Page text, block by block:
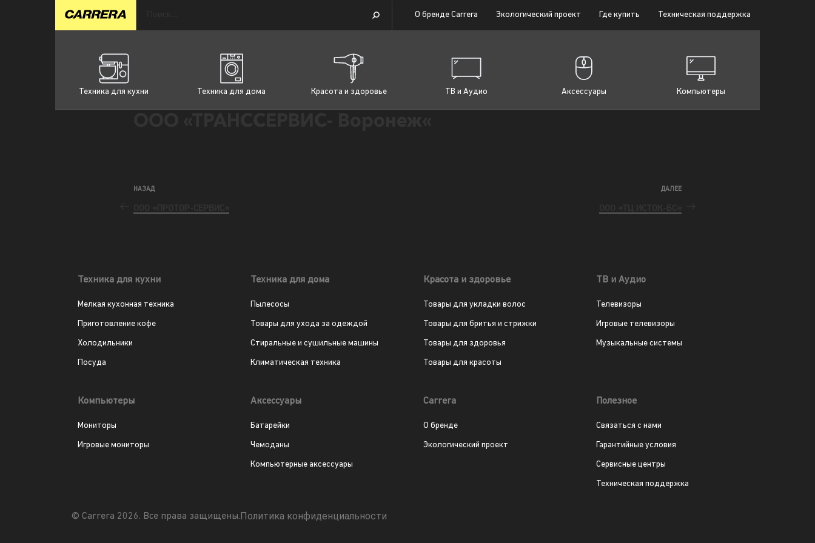
О бренде Carrera Экологический проект Где купить Техническая поддержка
Техника для кухни Техника для дома Красота и здоровье ТВ и Аудио Аксессуары Компьютеры
НАЗАД ДАЛЕЕ
Техника для кухни
Мелкая кухонная техника
Приготовление кофе
Холодильники
Посуда
Техника для дома
Пылесосы
Товары для ухода за одеждой
Стиральные и сушильные машины
Климатическая техника
Красота и здоровье
Товары для укладки волос
Товары для бритья и стрижки
Товары для здоровья
Товары для красоты
ТВ и Аудио
Телевизоры
Игровые телевизоры
Музыкальные системы
Компьютеры
Мониторы
Игровые мониторы
Аксессуары
Батарейки
Чемоданы
Компьютерные аксессуары
Carrera
О бренде
Экологический проект
Полезное
Связаться с нами
Гарантийные условия
Сервисные центры
Техническая поддержка
© Carrera 2026. Все права защищены.Политика конфиденциальности